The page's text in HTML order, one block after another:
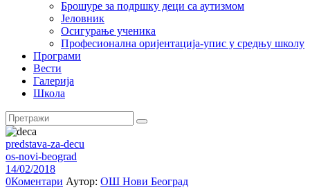
Брошуре за подршку деци са аутизмом
Јеловник
Осигурање ученика
Професионална оријентација-упис у средњу школу
Програми
Вести
Галерија
Школа
predstava-za-decu
os-novi-beograd
14/02/2018
0Коментари Аутор: ОШ Нови Београд